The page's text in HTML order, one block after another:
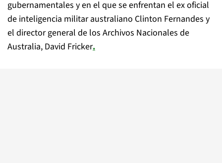
gubernamentales y en el que se enfrentan el ex oficial
de inteligencia militar australiano Clinton Fernandes y
el director general de los Archivos Nacionales de
Australia, David Fricker.